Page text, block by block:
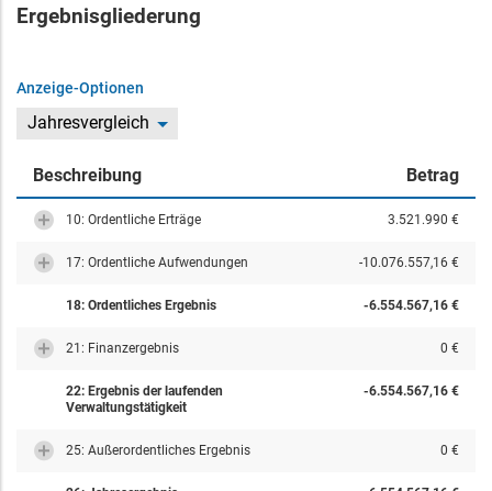
Ergebnisgliederung
Anzeige-Optionen
Jahresvergleich
Beschreibung Betrag
10: Ordentliche Erträge 3.521.990 €
17: Ordentliche Aufwendungen -10.076.557,16 €
18: Ordentliches Ergebnis -6.554.567,16 €
21: Finanzergebnis 0 €
22: Ergebnis der laufenden
Verwaltungstätigkeit
-6.554.567,16 €
25: Außerordentliches Ergebnis 0 €